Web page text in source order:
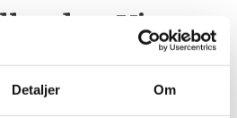
Detaljer Om
– Vi